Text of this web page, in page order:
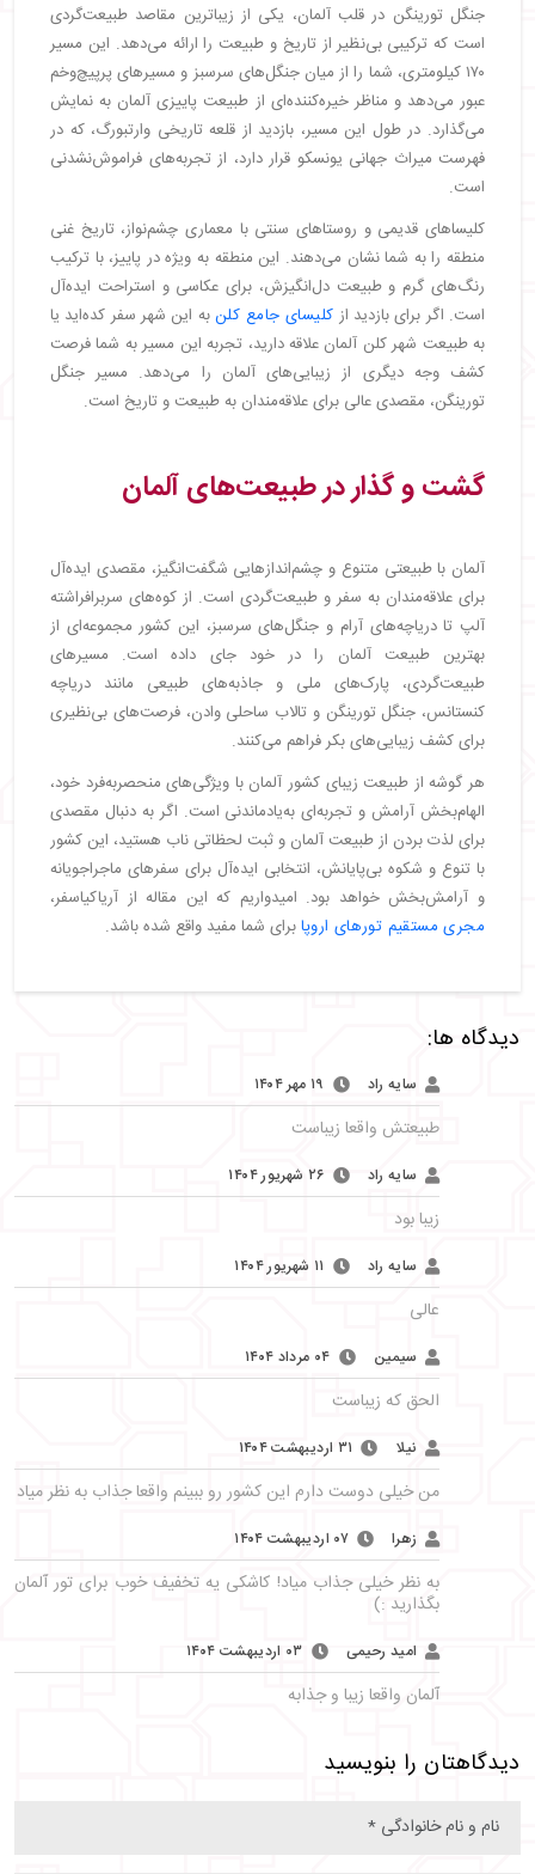
جنگل تورینگن در قلب آلمان، یکی از زیباترین مقاصد طبیعت‌گردی
است که ترکیبی بی‌نظیر از تاریخ و طبیعت را ارائه می‌دهد. این مسیر
۱۷۰ کیلومتری، شما را از میان جنگل‌های سرسبز و مسیرهای پرپیچ‌وخم
عبور می‌دهد و مناظر خیره‌کننده‌ای از طبیعت پاییزی آلمان به نمایش
می‌گذارد. در طول این مسیر، بازدید از قلعه تاریخی وارتبورگ، که در
فهرست میراث جهانی یونسکو قرار دارد، از تجربه‌های فراموش‌نشدنی
است.
کلیساهای قدیمی و روستاهای سنتی با معماری چشم‌نواز، تاریخ غنی
منطقه را به شما نشان می‌دهند. این منطقه به ویژه در پاییز، با ترکیب
رنگ‌های گرم و طبیعت دل‌انگیزش، برای عکاسی و استراحت ایده‌آل
است. اگر برای بازدید از کلیسای جامع کلنبه این شهر سفر کده‌اید یا
به طبیعت شهر کلن آلمان علاقه دارید، تجربه این مسیر به شما فرصت
کشف وجه دیگری از زیبایی‌های آلمان را می‌دهد. مسیر جنگل
تورینگن، مقصدی عالی برای علاقه‌مندان به طبیعت و تاریخ است.
گشت و گذار در طبیعت‌های آلمان
آلمان با طبیعتی متنوع و چشم‌اندازهایی شگفت‌انگیز، مقصدی ایده‌آل
برای علاقه‌مندان به سفر و طبیعت‌گردی است. از کوه‌های سربرافراشته
آلپ تا دریاچه‌های آرام و جنگل‌های سرسبز، این کشور مجموعه‌ای از
بهترین طبیعت آلمان را در خود جای داده است. مسیرهای
طبیعت‌گردی، پارک‌های ملی و جاذبه‌های طبیعی مانند دریاچه
کنستانس، جنگل تورینگن و تالاب ساحلی وادن، فرصت‌های بی‌نظیری
برای کشف زیبایی‌های بکر فراهم می‌کنند.
هر گوشه از طبیعت زیبای کشور آلمان با ویژگی‌های منحصربه‌فرد خود،
الهام‌بخش آرامش و تجربه‌ای به‌یادماندنی است. اگر به دنبال مقصدی
برای لذت بردن از طبیعت آلمان و ثبت لحظاتی ناب هستید، این کشور
با تنوع و شکوه بی‌پایانش، انتخابی ایده‌آل برای سفرهای ماجراجویانه
و آرامش‌بخش خواهد بود. امیدواریم که این مقاله از آریاکیاسفر،
مجری مستقیم تورهای اروپابرای شما مفید واقع شده باشد.
دیدگاه ها:
سایه راد ۱۹ مهر ۱۴۰۴
طبیعتش واقعا زیباست
سایه راد ۲۶ شهریور ۱۴۰۴
زیبا بود
سایه راد ۱۱ شهریور ۱۴۰۴
عالی
سیمین ۰۴ مرداد ۱۴۰۴
الحق که زیباست
نیلا ۳۱ اردیبهشت ۱۴۰۴
من خیلی دوست دارم این کشور رو ببینم واقعا جذاب به نظر میاد
زهرا ۰۷ اردیبهشت ۱۴۰۴
به نظر خیلی جذاب میاد! کاشکی یه تخفیف خوب برای تور آلمان
بگذارید :)
امید رحیمی ۰۳ اردیبهشت ۱۴۰۴
آلمان واقعا زیبا و جذابه
دیدگاهتان را بنویسید